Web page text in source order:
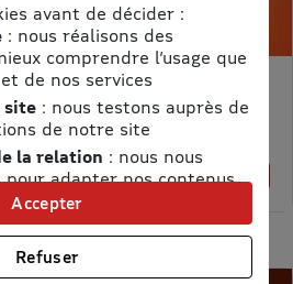
18% de remise
ET VIE AVEC NANO
avant de décider :
: nous réalisons des
comprendre l’usage que
de nos services
site: nous testons auprès de
de notre site
la relation : nous nous
pour adapter nos contenus
offres
: nous utilisons avec nos
pour afficher des
Refuser
Accepter